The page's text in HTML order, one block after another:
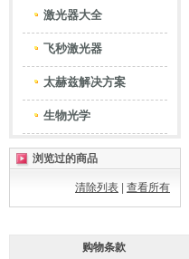
激光器大全
飞秒激光器
太赫兹解决方案
生物光学
浏览过的商品
清除列表 查看所有
购物条款